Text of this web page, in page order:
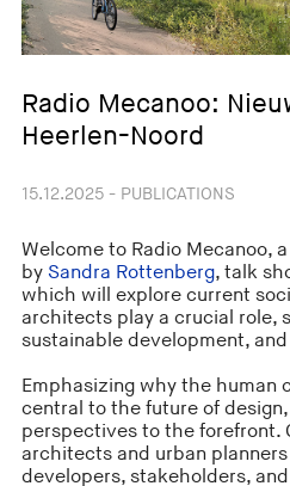
Radio Mecanoo:
Heerlen-Noord
15.12.2025 - PUBLICATIONS
Welcome to Radio Mecanoo,
by Sandra Rottenberg, talk
which will explore current
architects play a crucial role,
sustainable development,
Emphasizing why the human
central to the future of
perspectives to the forefront.
architects and urban
developers, stakeholders,